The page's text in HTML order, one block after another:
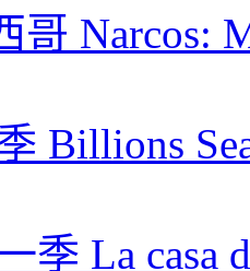
哥 Narcos:
Billions
季 La casa